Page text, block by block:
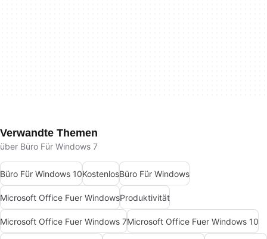
Verwandte Themen
über Büro Für Windows 7
Büro Für Windows 10KostenlosBüro Für Windows
Microsoft Office Fuer WindowsProduktivität
Microsoft Office Fuer Windows 7Microsoft Office Fuer Windows 10